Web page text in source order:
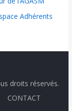
Adhérents
droits réservés.
CONTACT